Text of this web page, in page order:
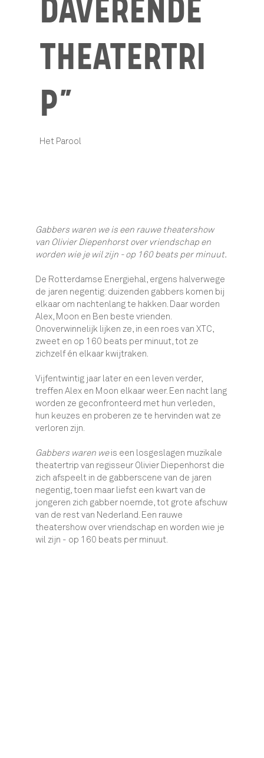
DAVERENDE
THEATERTRI
P”
Het Parool
Gabbers waren we is een rauwe theatershow
van Olivier Diepenhorst over vriendschap en
worden wie je wil zijn - op 160 beats per minuut.
De Rotterdamse Energiehal, ergens halverwege
de jaren negentig: duizenden gabbers komen bij
elkaar om nachtenlang te hakken. Daar worden
Alex, Moon en Ben beste vrienden.
Onoverwinnelijk lijken ze, in een roes van XTC,
zweet en op 160 beats per minuut, tot ze
zichzelf én elkaar kwijtraken.
Vijfentwintig jaar later en een leven verder,
treffen Alex en Moon elkaar weer. Een nacht lang
worden ze geconfronteerd met hun verleden,
hun keuzes en proberen ze te hervinden wat ze
verloren zijn.
Gabbers waren weis een losgeslagen muzikale
theatertrip van regisseur Olivier Diepenhorst die
zich afspeelt in de gabberscene van de jaren
negentig, toen maar liefst een kwart van de
jongeren zich gabber noemde, tot grote afschuw
van de rest van Nederland. Een rauwe
theatershow over vriendschap en worden wie je
wil zijn - op 160 beats per minuut.